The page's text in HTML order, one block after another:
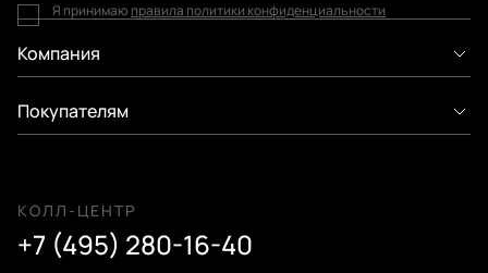
Компания
Покупателям
КОЛЛ-ЦЕНТР
+7 (495) 280-16-40
Я принимаю правила политики конфиденциальности